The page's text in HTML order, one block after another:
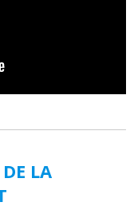
LA